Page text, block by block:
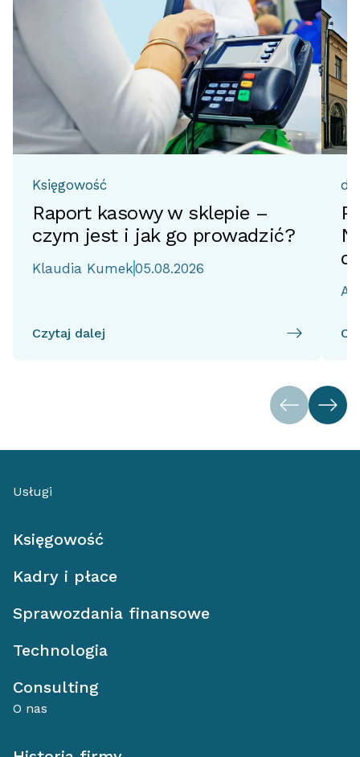
Księgowość
Raport kasowy w sklepie –
czym jest i jak go prowadzić?
Klaudia Kumek05.08.2026
Czytaj dalej
Usługi
Księgowość
Kadry i płace
Sprawozdania finansowe
Technologia
Consulting
O nas